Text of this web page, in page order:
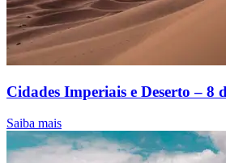
Cidades Imperiais e Deserto – 8
Saiba mais